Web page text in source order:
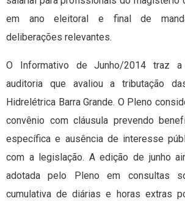
em ano eleitoral e final de
deliberações relevantes.
O Informativo de Junho/2014 traz
auditoria que avaliou a tributação
Hidrelétrica Barra Grande. O Pleno
convênio com cláusula prevendo
específica e ausência de interesse
com a legislação. A edição de junho
adotada pelo Pleno em consultas
cumulativa de diárias e horas extras